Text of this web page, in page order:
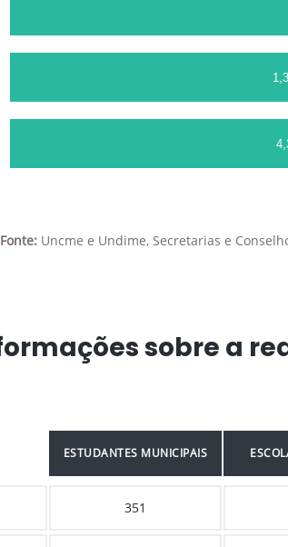
Fonte:Uncme e Undime, Secretarias e
sobre a
ESTUDANTES MUNICIPAIS
351